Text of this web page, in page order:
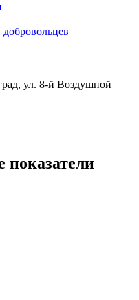
ул. 8-й Воздушной